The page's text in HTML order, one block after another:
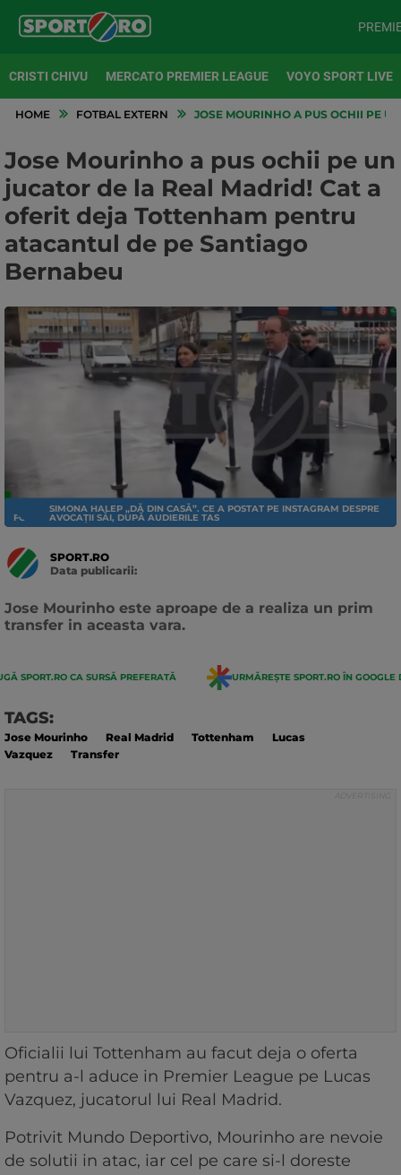
CRISTI CHIVU MERCATO PREMIER LEAGUE VOYO SPORT LIVE
HOME FOTBAL EXTERN JOSE MOURINHO A PUS OCHII PE
Jose Mourinho a pus ochii pe un
jucator de la Real Madrid! Cat a
oferit deja Tottenham pentru
atacantul de pe Santiago
Bernabeu
FOTBAL EXTERN
SIMONA HALEP „DĂ DIN CASĂ”. CE A POSTAT PE INSTAGRAM DESPRE
AVOCAȚII SĂI, DUPĂ AUDIERILE TAS
SPORT.RO
Data publicarii:
Jose Mourinho este aproape de a realiza un prim
transfer in aceasta vara.
SPORT.RO CA SURSĂ PREFERATĂ URMĂREȘTE SPORT.RO ÎN GOOGLE
TAGS:
Jose Mourinho Real Madrid Tottenham
Lucas
Vazquez
Transfer
Oficialii lui Tottenham au facut deja o oferta
pentru a-l aduce in Premier League pe Lucas
Vazquez, jucatorul lui Real Madrid.
Potrivit Mundo Deportivo, Mourinho are nevoie
de solutii in atac, iar cel pe care si-l doreste